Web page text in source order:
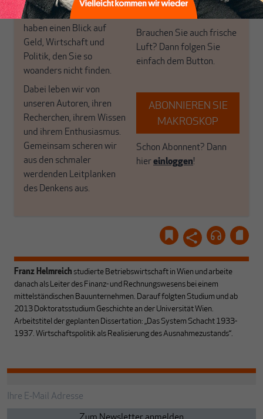
das große Ganze. Wir
haben einen Blick auf
Geld, Wirtschaft und
Politik, den Sie so
woanders nicht finden.
Dabei leben wir von
unseren Autoren, ihren
Recherchen, ihrem Wissen
und ihrem Enthusiasmus.
Gemeinsam scheren wir
aus den schmaler
werdenden Leitplanken
des Denkens aus.
Debattenräume.
Brauchen Sie auch frische
Luft? Dann folgen Sie
einfach dem Button.
ABONNIEREN SIE
MAKROSKOP
Schon Abonnent? Dann
hiereinloggen!
Franz Helmreich studierte Betriebswirtschaft in Wien und arbeite
danach als Leiter des Finanz- und Rechnungswesens bei einem
mittelständischen Bauunternehmen. Darauf folgten Studium und ab
2013 Doktoratsstudium Geschichte an der Universität Wien.
Arbeitstitel der geplanten Dissertation: „Das System Schacht 1933-
1937. Wirtschaftspolitik als Realisierung des Ausnahmezustands“.